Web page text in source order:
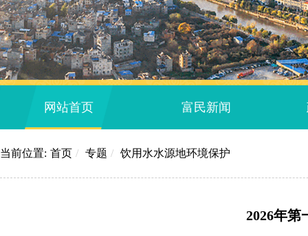
网站首页 富民新闻
当前位置: 首页 / 专题 / 饮用水水源地环境保护
2026年第